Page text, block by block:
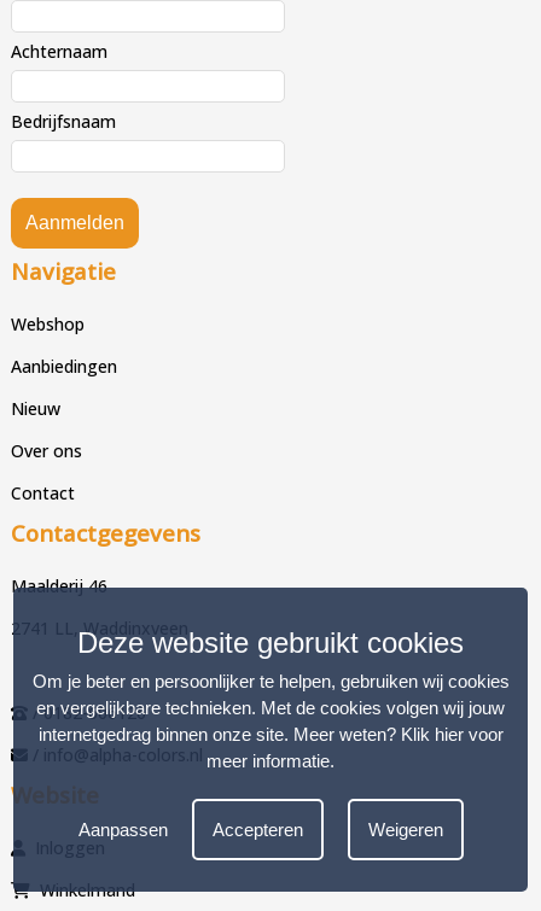
Achternaam
Bedrijfsnaam
Aanmelden
Navigatie
Webshop
Aanbiedingen
Nieuw
Over ons
Contact
Contactgegevens
Maalderij 46
2741 LL, Waddinxveen
/ 0182-606126
/ info@alpha-colors.nl
Website
Inloggen
Winkelmand
Deze website gebruikt cookies
Om je beter en persoonlijker te helpen, gebruiken wij cookies
en vergelijkbare technieken. Met de cookies volgen wij jouw
internetgedrag binnen onze site. Meer weten? Klik hier voor
meer informatie.
Aanpassen Accepteren Weigeren